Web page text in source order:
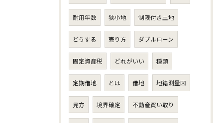
耐用年数 狭小地 制限付き土地
どうする 売り方 ダブルローン
固定資産税 どれがいい 種類
定期借地 とは 借地 地籍測量図
見方 境界確定 不動産買い取り